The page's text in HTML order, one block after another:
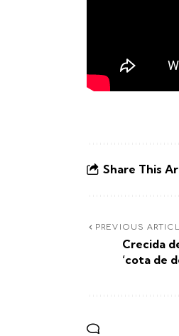
Share This
PREVIOUS
Crecida
‘cota de